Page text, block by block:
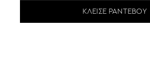
ΚΛΕΊΣΕ ΡΑΝΤΕΒΟΎ